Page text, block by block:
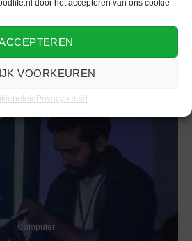
door het accepteren van ons cookie-
VOORKEUREN
Privacybeleid
Computer